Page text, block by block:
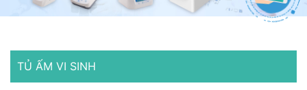
TỦ ẤM VI SINH